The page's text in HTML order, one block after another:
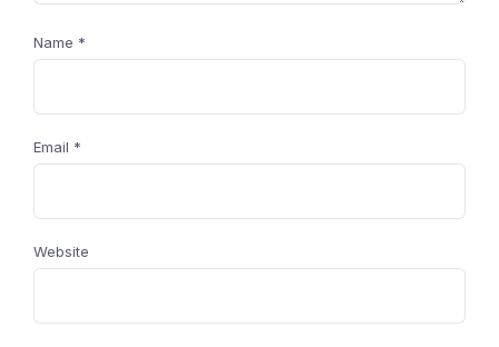
Name *
Email *
Website